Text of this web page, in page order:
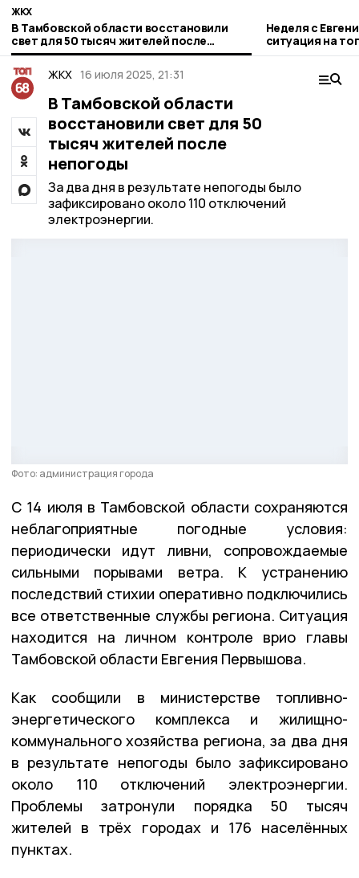
ЖКХ
В Тамбовской области восстановили
свет для 50 тысяч жителей после
непогоды
Неделя с
ситуация на
городе и
ЖКХ 16 июля 2025, 21:31
В Тамбовской области
восстановили свет для 50
тысяч жителей после
непогоды
За два дня в результате непогоды было
зафиксировано около 110 отключений
электроэнергии.
Фото: администрация города
С 14 июля в Тамбовской области сохраняются
неблагоприятные погодные условия:
периодически идут ливни, сопровождаемые
сильными порывами ветра. К устранению
последствий стихии оперативно подключились
все ответственные службы региона. Ситуация
находится на личном контроле врио главы
Тамбовской области Евгения Первышова.
Как сообщили в министерстве топливно-
энергетического комплекса и жилищно-
коммунального хозяйства региона, за два дня
в результате непогоды было зафиксировано
около 110 отключений электроэнергии.
Проблемы затронули порядка 50 тысяч
жителей в трёх городах и 176 населённых
пунктах.